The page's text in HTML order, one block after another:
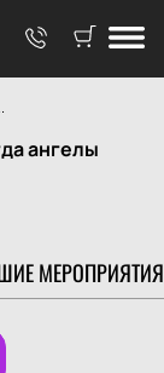
ангелы
МЕРОПРИЯТИЯ